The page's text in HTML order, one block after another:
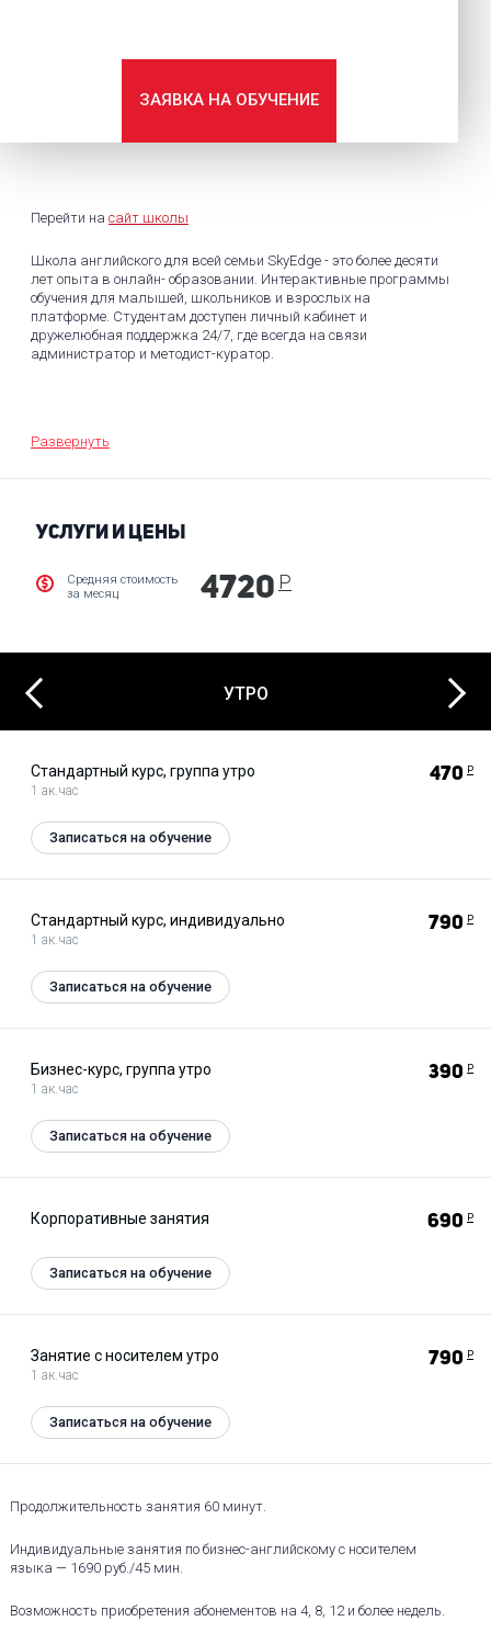
ЗАЯВКА НА ОБУЧЕНИЕ
Перейти на сайт школы
Школа английского для всей семьи SkyEdge - это более десяти
лет опыта в онлайн- образовании. Интерактивные программы
обучения для малышей, школьников и взрослых на
платформе. Студентам доступен личный кабинет и
дружелюбная поддержка 24/7, где всегда на связи
администратор и методист-куратор.
средств. Программа каждого курса формируется в
зависимости от целей студентов, начального уровня владения
возможность оплачивать каждый урок отдельно или брать
бизнес-курс, разговорный с носителем языка.
Развернуть
УСЛУГИ И ЦЕНЫ
Средняя стоимость
за месяц
4720 Р
Previous УТРО
Стандартный курс, группа утро
1 ак.час
470 Р
Записаться на обучение
Стандартный курс, индивидуально
1 ак.час
790 Р
Записаться на обучение
Бизнес-курс, группа утро
1 ак.час
390 Р
Записаться на обучение
Корпоративные занятия 690 Р
Записаться на обучение
Занятие с носителем утро
1 ак.час
790 Р
Записаться на обучение
Продолжительность занятия 60 минут.
Индивидуальные занятия по бизнес-английскому с носителем
языка — 1690 руб./45 мин.
Возможность приобретения абонементов на 4, 8, 12 и более недель.
Next